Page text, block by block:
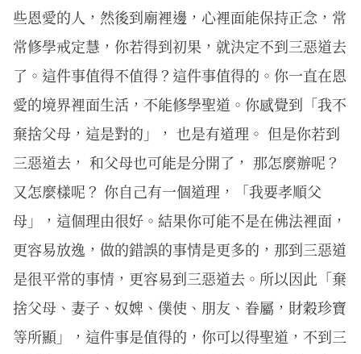
些恩愛的人，然後到廟裡邊，心裡面能保持正念，常
常修學戒定慧，你若得到初果，就決定不到三惡道去
了。這件事值得不值得？這件事值得的。你一直在恩
愛的境界裡面生活，不能修學聖道。你感覺到「我不
棄捨父母，這是對的」， 也是有道理。 但是你若到
三惡道去， 和父母也可能是分開了， 那怎麼辦呢？
又怎麼樣呢？ 你自己有一個道理，「我要孝順父
母」，這個理由很好。結果你可能不是在佛法裡面，
更容易放逸，做的錯誤的事情是更多的，那到三惡道
是很平常的事情，更容易到三惡道去。所以因此「棄
捨父母、妻子、奴婢、僕使、朋友、眷屬，財穀珍寶
等所顯」，這件事是值得的，你可以得聖道，不到三